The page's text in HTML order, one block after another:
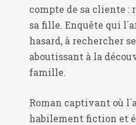
compte de sa cliente :
sa fille. Enquête qui
hasard, à rechercher
aboutissant à la
famille.
Roman captivant où
habilement fiction et